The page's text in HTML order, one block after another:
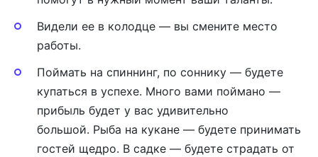
Видели ее в колодце — вы смените место
работы.
Поймать на спиннинг, по соннику — будете
купаться в успехе. Много вами поймано —
прибыль будет у вас удивительно
большой. Рыба на кукане — будете принимать
гостей щедро. В садке — будете страдать от